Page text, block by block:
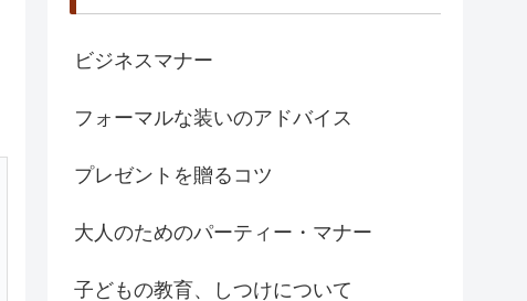
ビジネスマナー
フォーマルな装いのアドバイス
プレゼントを贈るコツ
大人のためのパーティー・マナー
子どもの教育、しつけについて